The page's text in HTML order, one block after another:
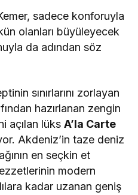
sadece konforuyla
olanları büyüleyecek
da adından söz
sınırlarını zorlayan
hazırlanan zengin
açılan lüksA’la Carte
Akdeniz’in taze deniz
en seçkin et
modern
kadar uzanan geniş